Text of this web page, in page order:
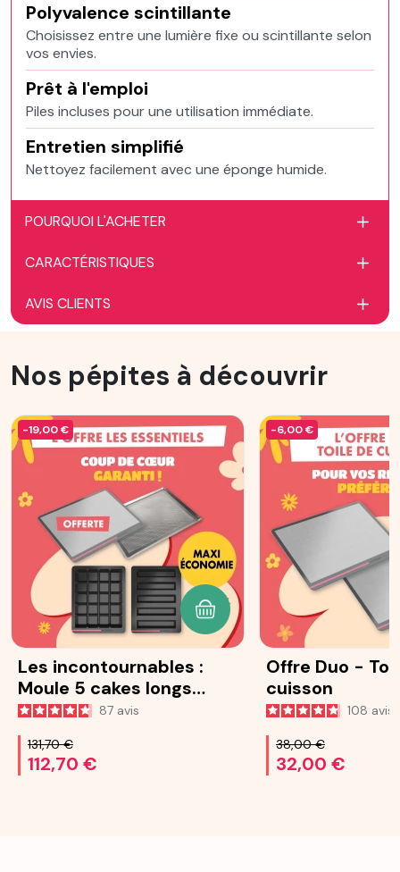
Polyvalence scintillante
Choisissez entre une lumière fixe ou scintillante selon
vos envies.
Prêt à l'emploi
Piles incluses pour une utilisation immédiate.
Entretien simplifié
Nettoyez facilement avec une éponge humide.
POURQUOI L'ACHETER
CARACTÉRISTIQUES
AVIS CLIENTS
Nos pépites à découvrir
-19,00 €
Les incontournables :
Moule 5 cakes longs
Ohra®
87 avis
131,70 €
112,70 €
AJOUTER AU PANIER
-6,00 €
Offre Duo -
cuisson
108 avis
38,00 €
32,00 €